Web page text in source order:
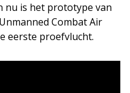
nu is het prototype van
Combat Air
eerste proefvlucht.